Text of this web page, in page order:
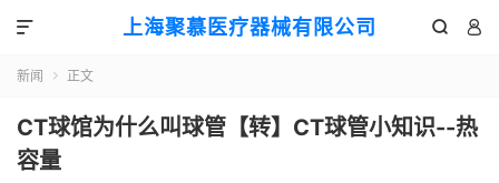
上海聚慕医疗器械有限公司  

新闻  正文
CT球馆为什么叫球管【转】CT球管小知识--热
容量